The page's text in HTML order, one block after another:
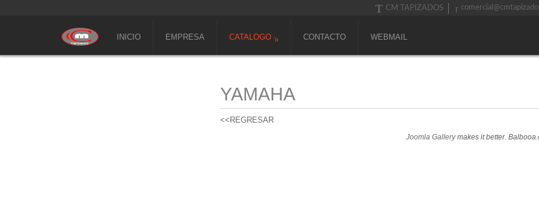
CM TAPIZADOS
INICIO EMPRESA CATALOGO CONTACTO WEBMAIL
YAMAHA
<<REGRESAR
Joomla Gallerymakes it better.